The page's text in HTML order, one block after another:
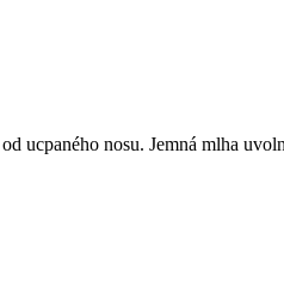
ucpaného nosu. Jemná mlha